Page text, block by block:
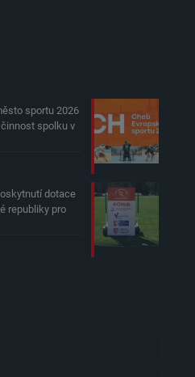
sportu 2026
spolku v
dotace
republiky pro